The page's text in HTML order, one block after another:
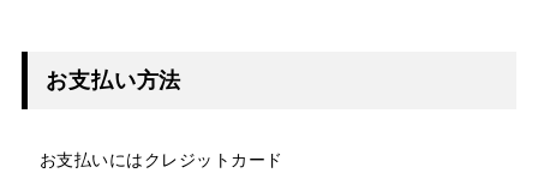
お支払い方法
お支払いにはクレジットカード